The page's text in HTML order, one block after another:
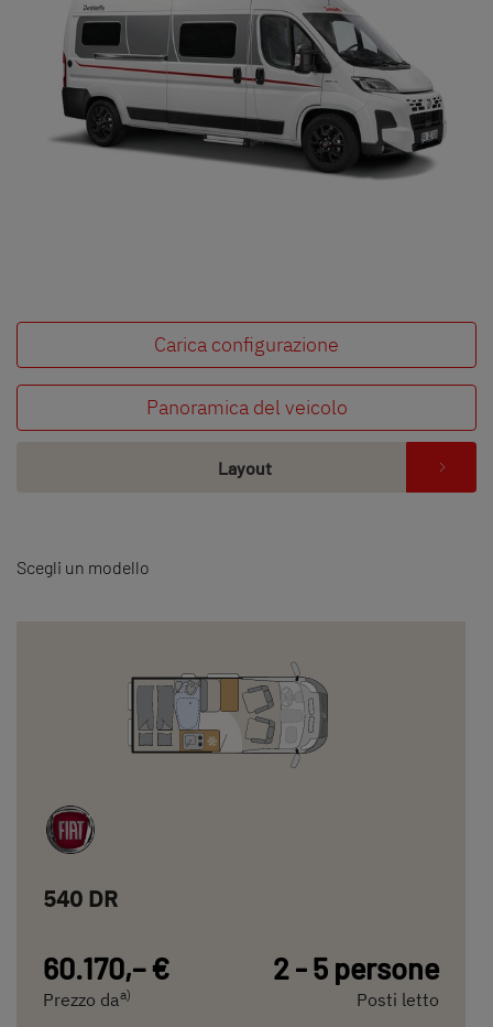
Carica configurazione
Panoramica del veicolo
Layout
Scegli un modello
540 DR
60.170,– €
Prezzo daa)
2 - 5 persone
Posti letto
Ricerca concessionari Dethleffs
Trovate il concessionario Dethleffs più vicino